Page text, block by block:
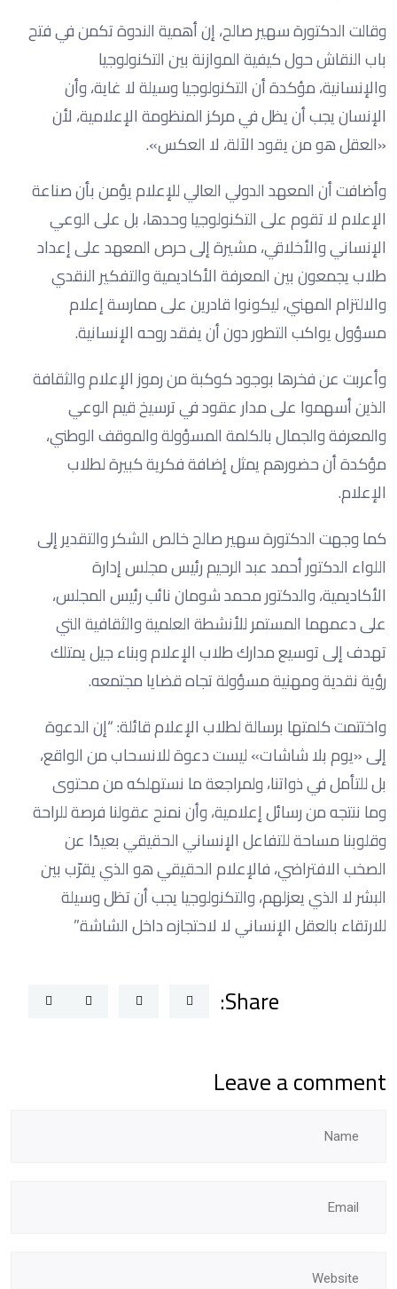
وقالت الدكتورة سهير صالح، إن أهمية الندوة تكمن في فتح
باب النقاش حول كيفية الموازنة بين التكنولوجيا
والإنسانية، مؤكدة أن التكنولوجيا وسيلة لا غاية، وأن
الإنسان يجب أن يظل في مركز المنظومة الإعلامية، لأن
«العقل هو من يقود الآلة، لا العكس».
وأضافت أن المعهد الدولي العالي للإعلام يؤمن بأن صناعة
الإعلام لا تقوم على التكنولوجيا وحدها، بل على الوعي
الإنساني والأخلاقي، مشيرة إلى حرص المعهد على إعداد
طلاب يجمعون بين المعرفة الأكاديمية والتفكير النقدي
والالتزام المهني، ليكونوا قادرين على ممارسة إعلام
مسؤول يواكب التطور دون أن يفقد روحه الإنسانية.
وأعربت عن فخرها بوجود كوكبة من رموز الإعلام والثقافة
الذين أسهموا على مدار عقود في ترسيخ قيم الوعي
والمعرفة والجمال بالكلمة المسؤولة والموقف الوطني،
مؤكدة أن حضورهم يمثل إضافة فكرية كبيرة لطلاب
الإعلام.
كما وجهت الدكتورة سهير صالح خالص الشكر والتقدير إلى
اللواء الدكتور أحمد عبد الرحيم رئيس مجلس إدارة
الأكاديمية، والدكتور محمد شومان نائب رئيس المجلس،
على دعمهما المستمر للأنشطة العلمية والثقافية التي
تهدف إلى توسيع مدارك طلاب الإعلام وبناء جيل يمتلك
رؤية نقدية ومهنية مسؤولة تجاه قضايا مجتمعه.
واختتمت كلمتها برسالة لطلاب الإعلام قائلة: “إن الدعوة
إلى «يوم بلا شاشات» ليست دعوة للانسحاب من الواقع،
بل للتأمل في ذواتنا، ولمراجعة ما نستهلكه من محتوى
وما ننتجه من رسائل إعلامية، وأن نمنح عقولنا فرصة للراحة
وقلوبنا مساحة للتفاعل الإنساني الحقيقي بعيدًا عن
الصخب الافتراضي، فالإعلام الحقيقي هو الذي يقرّب بين
البشر لا الذي يعزلهم، والتكنولوجيا يجب أن تظل وسيلة
للارتقاء بالعقل الإنساني لا لاحتجازه داخل الشاشة.”
Share:
Leave a comment